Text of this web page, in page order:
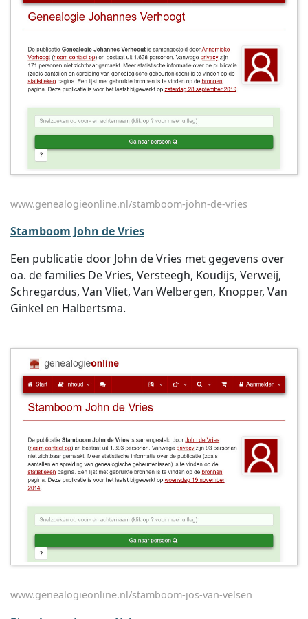
www.genealogieonline.nl/stamboom-john-de-vries
Stamboom John de Vries
Een publicatie door John de Vries met gegevens over
oa. de families De Vries, Versteegh, Koudijs, Verweij,
Schregardus, Van Vliet, Van Welbergen, Knopper, Van
Ginkel en Halbertsma.
www.genealogieonline.nl/stamboom-jos-van-velsen